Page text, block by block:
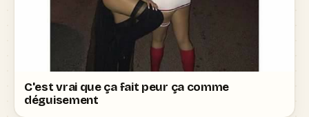
C'est vrai que ça fait peur ça comme
déguisement